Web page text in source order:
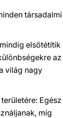
társadalmi
elsötétítik
az
világ nagy
Egész
míg